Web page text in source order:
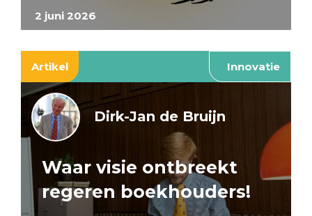
2 juni 2026
Artikel Innovatie
Dirk-Jan de Bruijn
Waar visie ontbreekt
regeren boekhouders!